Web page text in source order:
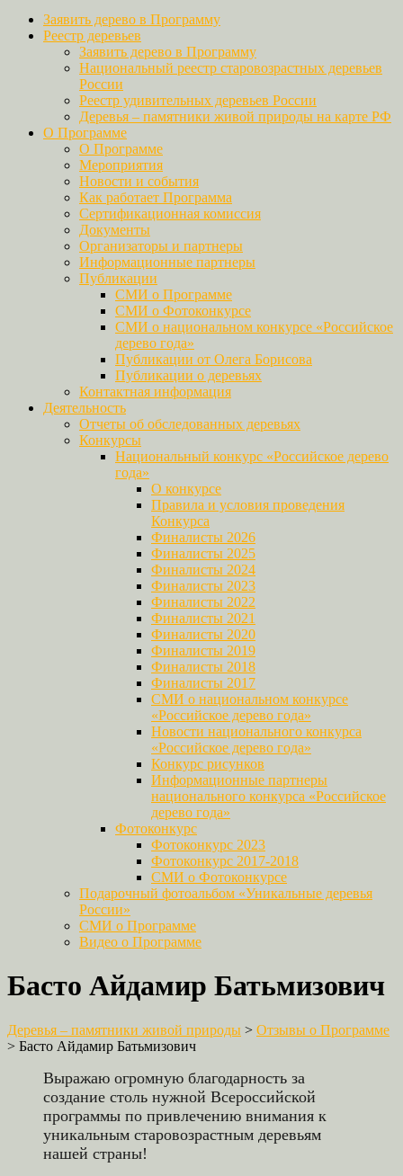
Заявить дерево в Программу
Реестр деревьев
Заявить дерево в Программу
Национальный реестр старовозрастных деревьев
России
Реестр удивительных деревьев России
Деревья – памятники живой природы на карте РФ
О Программе
О Программе
Мероприятия
Новости и события
Как работает Программа
Сертификационная комиссия
Документы
Организаторы и партнеры
Информационные партнеры
Публикации
СМИ о Программе
СМИ о Фотоконкурсе
СМИ о национальном конкурсе «Российское
дерево года»
Публикации от Олега Борисова
Публикации о деревьях
Контактная информация
Деятельность
Отчеты об обследованных деревьях
Конкурсы
Национальный конкурс «Российское дерево
года»
О конкурсе
Правила и условия проведения
Конкурса
Финалисты 2026
Финалисты 2025
Финалисты 2024
Финалисты 2023
Финалисты 2022
Финалисты 2021
Финалисты 2020
Финалисты 2019
Финалисты 2018
Финалисты 2017
СМИ о национальном конкурсе
«Российское дерево года»
Новости национального конкурса
«Российское дерево года»
Конкурс рисунков
Информационные партнеры
национального конкурса «Российское
дерево года»
Фотоконкурс
Фотоконкурс 2023
Фотоконкурс 2017-2018
СМИ о Фотоконкурсе
Подарочный фотоальбом «Уникальные деревья
России»
СМИ о Программе
Видео о Программе
Басто Айдамир Батьмизович
Деревья – памятники живой природы > Отзывы о Программе
> Басто Айдамир Батьмизович
Выражаю огромную благодарность за
создание столь нужной Всероссийской
программы по привлечению внимания к
уникальным старовозрастным деревьям
нашей страны!